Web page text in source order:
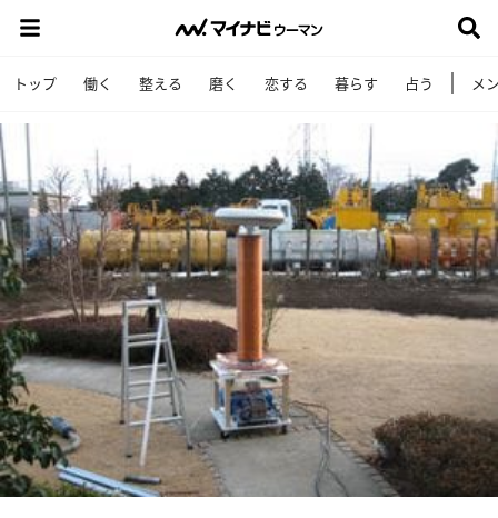
トップ 働く 整える 磨く 恋する 暮らす 占う メ